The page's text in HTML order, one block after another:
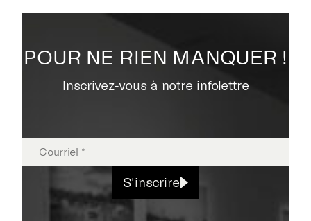
POUR NE RIEN MANQUER !
Inscrivez-vous à notre infolettre
S'inscrire